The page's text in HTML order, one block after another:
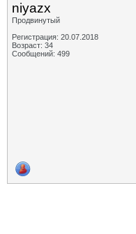
niyazx
Продвинутый
Регистрация: 20.07.2018
Возраст: 34
Сообщений: 499